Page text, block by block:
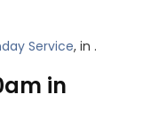
Service, in .
in